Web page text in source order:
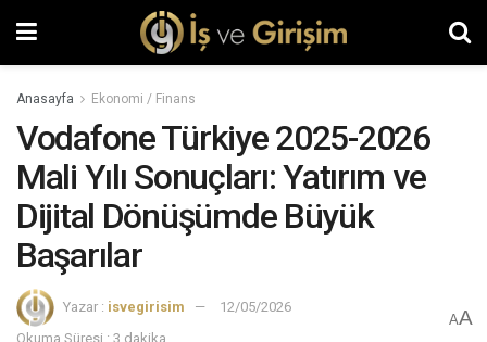
Anasayfa Ekonomi / Finans
Vodafone Türkiye 2025-2026
Mali Yılı Sonuçları: Yatırım ve
Dijital Dönüşümde Büyük
Başarılar
Yazar : isvegirisim
12/05/2026
Okuma Süresi : 3 dakika
AA